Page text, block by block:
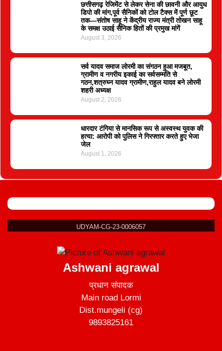
छत्तीसगढ़ रेजिमेंट से लेकर सेना की छावनी और आयुध
डिपो की मांग,पूर्व सैनिकों को टोल टैक्स में पूर्ण छूट
तक—संतोष साहू ने केंद्रीय राज्य मंत्री तोखन साहू
के समक्ष उठाई सैनिक हितों की प्रमुख मांगें
August 3, 2026
सर्व यादव समाज लोरमी का संगठन हुआ मजबूत,
ग्रामीण व नगरीय इकाई का सर्वसम्मति से
गठन,शत्रुघ्न यादव ग्रामीण,राहुल यादव बने लोरमी
शहरी अध्यक्ष
August 2, 2026
धारदार टंगिया से मानसिक रूप से अस्वस्थ युवक की
हत्या: आरोपी को पुलिस ने गिरफ्तार करते हुए भेजा
जेल
August 1, 2026
UDYAM-CG-23-0006057
Ashwani agrawal
प्रधान संपादक
Main road Lormi
Dist.mungeli (cg)
9893825161